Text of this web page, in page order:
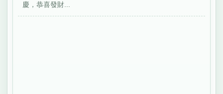
慶，恭喜發財...